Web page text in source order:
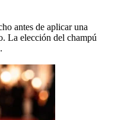
antes de aplicar una
La elección del champú